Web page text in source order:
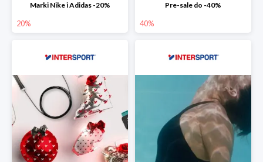
Marki Nike i Adidas -20%
20%
Pre-sale do -40%
40%